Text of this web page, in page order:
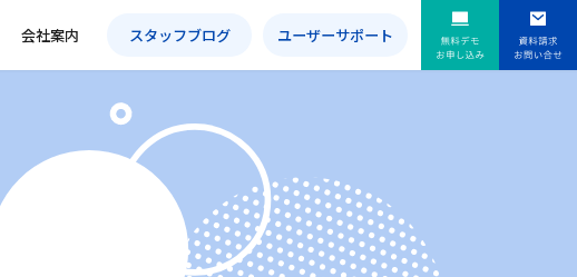
会社案内 スタッフブログ ユーザーサポート